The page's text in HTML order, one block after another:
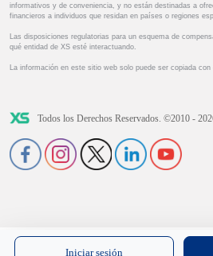
informativos y de conveniencia, y no están destinadas a
financieros a individuos que residan en países o regiones
Las disposiciones regulatorias para un esquema de
qué entidad de XS esté interactuando.
La información en este sitio web solo puede ser copiada
Todos los Derechos Reservados. ©2010 -
Iniciar sesión